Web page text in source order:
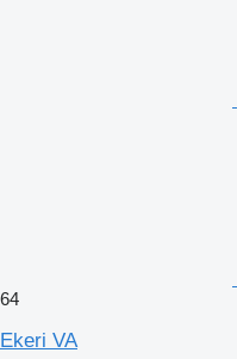
64
Ekeri VA